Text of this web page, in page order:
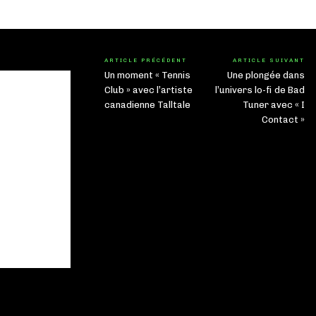
ARTICLE PRÉCÉDENT
Un moment « Tennis
Club » avec l’artiste
canadienne Talltale
ARTICLE SUIVANT
Une plongée dans
l’univers lo-fi de Bad
Tuner avec « I
Contact »